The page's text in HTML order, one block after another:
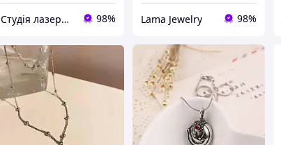
Студія лазерного гравірування 98% Lama Jewelry 98%